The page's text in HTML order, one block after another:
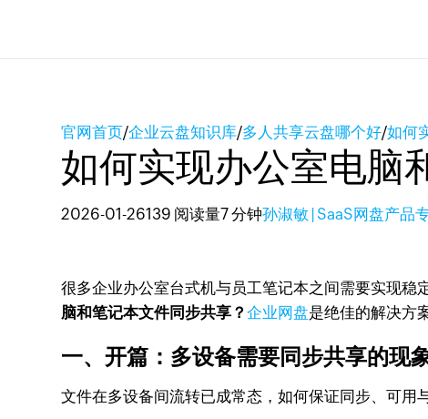
官网首页/企业云盘知识库/多人共享云盘哪个好/如何
如何实现办公室电脑
2026-01-26139 阅读量7 分钟孙淑敏 | SaaS网盘产品
很多企业办公室台式机与员工笔记本之间需要实现
脑和笔记本文件同步共享？企业网盘是绝佳的解决方案
一、开篇：多设备需要同步共享的现
文件在多设备间流转已成常态，如何保证同步、可用